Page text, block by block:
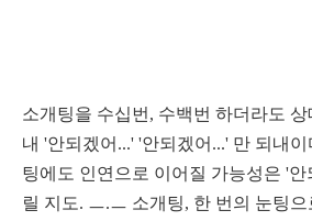
소개팅을 수십번, 수백번 하더라도
내 '안되겠어...' '안되겠어...' 만 되내
팅에도 인연으로 이어질 가능성은 '안
릴 지도. ㅡ.ㅡ 소개팅, 한 번의 눈팅